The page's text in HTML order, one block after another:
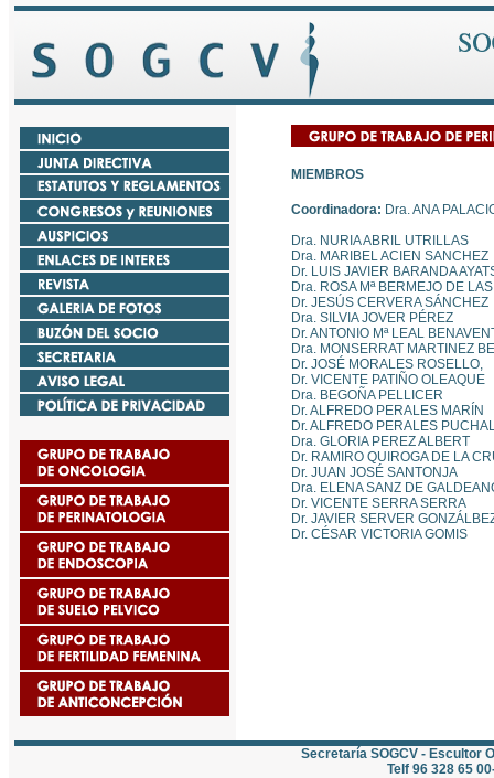
MIEMBROS
Coordinadora: Dra. ANA
Dra. NURIA ABRIL UTRILLAS
Dra. MARIBEL ACIEN SANCHEZ
Dr. LUIS JAVIER BARANDA
Dra. ROSA Mª BERMEJO DE
Dr. JESÚS CERVERA SÁNCHEZ
Dra. SILVIA JOVER PÉREZ
Dr. ANTONIO Mª LEAL
Dra. MONSERRAT MARTINEZ
Dr. JOSÉ MORALES ROSELLO,
Dr. VICENTE PATIÑO OLEAQUE
Dra. BEGOÑA PELLICER
Dr. ALFREDO PERALES MARÍN
Dr. ALFREDO PERALES
Dra. GLORIA PEREZ ALBERT
Dr. RAMIRO QUIROGA DE LA
Dr. JUAN JOSÉ SANTONJA
Dra. ELENA SANZ DE
Dr. VICENTE SERRA SERRA
Dr. JAVIER SERVER
Dr. CÉSAR VICTORIA GOMIS
Secretaría SOGCV - Escultor
Telf 96 328 65